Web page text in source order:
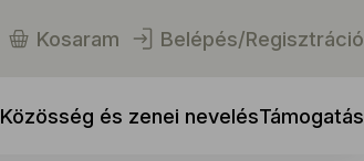
Kosaram Belépés/Regisztráció
Közösség és zenei nevelésTámogatás